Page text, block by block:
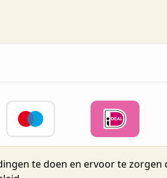
te doen en ervoor te zorgen